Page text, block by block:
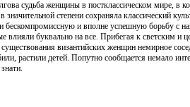
судьба женщины в постклассическом мире, в
степени сохраняла классический
бескомпромиссную и вполне успешную борьбу с
влияли буквально на все. Прибегая к светским и
византийских женщин немирное
растили детей. Попутно сообщается немало